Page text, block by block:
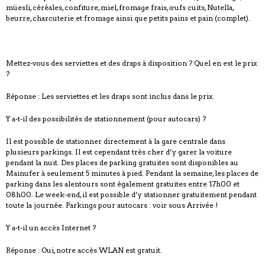
müesli, céréales, confiture, miel, fromage frais, œufs cuits, Nutella,
beurre, charcuterie et fromage ainsi que petits pains et pain (complet).
Mettez-vous des serviettes et des draps à disposition ? Quel en est le prix
?
Réponse : Les serviettes et les draps sont inclus dans le prix.
Y a-t-il des possibilités de stationnement (pour autocars) ?
Il est possible de stationner directement à la gare centrale dans
plusieurs parkings. Il est cependant très cher d’y garer la voiture
pendant la nuit. Des places de parking gratuites sont disponibles au
Mainufer à seulement 5 minutes à pied. Pendant la semaine, les places de
parking dans les alentours sont également gratuites entre 17h00 et
08h00. Le week-end, il est possible d’y stationner gratuitement pendant
toute la journée. Parkings pour autocars : voir sous Arrivée !
Y a-t-il un accès Internet ?
Réponse : Oui, notre accès WLAN est gratuit.